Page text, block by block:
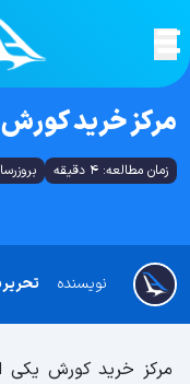
مرکز خرید کورش
زمان مطالعه: 4 دقیقه بروزرسانی:
نویسنده
مرکز خرید کورش یکی